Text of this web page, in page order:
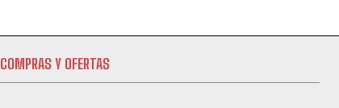
COMPRAS Y OFERTAS